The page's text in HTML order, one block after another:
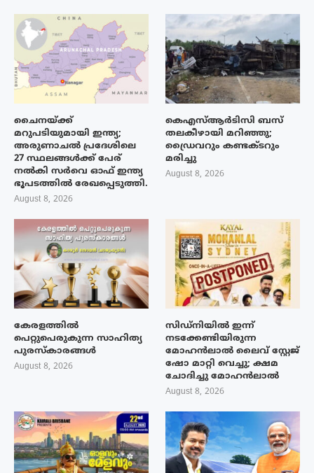
ചൈനയ്ക്ക്
മറുപടിയുമായി ഇന്ത്യ;
അരുണാചൽ പ്രദേശിലെ
27 സ്ഥലങ്ങൾക്ക് പേര്
നൽകി സർവെ ഓഫ് ഇന്ത്യ
ഭൂപടത്തിൽ രേഖപ്പെടുത്തി.
August 8, 2026
കെഎസ്ആർടിസി ബസ്
തലകീഴായി മറിഞ്ഞു;
ഡ്രൈവറും കണ്ടക്ടറും
മരിച്ചു
August 8, 2026
കേരളത്തിൽ
പെറ്റുപെരുകുന്ന സാഹിത്യ
പുരസ്‌കാരങ്ങൾ
August 8, 2026
സിഡ്നിയിൽ ഇന്ന്
നടക്കേണ്ടിയിരുന്ന
മോഹൻലാൽ ലൈവ് സ്റ്റേജ്
ഷോ മാറ്റി വെച്ചു; ക്ഷമ
ചോദിച്ചു മോഹൻലാൽ
August 8, 2026